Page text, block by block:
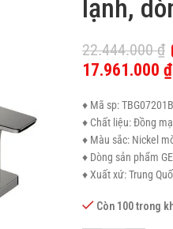
lạnh,
22.444.000₫
17.961.000 ₫
♦ Mã sp:
♦ Chất liệu: Đồng
♦ Màu sắc: Nickel
♦ Dòng sản phẩm GE
♦ Xuất xứ: Trung
Còn 100 trong